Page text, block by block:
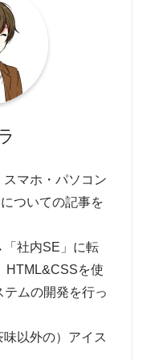
マホ・パソコン
ついての記事を
社内SE」に転
HTML&CSSを使
ムの開発を行っ
以外の）アイス